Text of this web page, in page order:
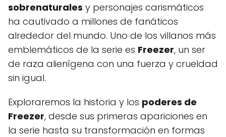
sobrenaturales y personajes carismáticos
ha cautivado a millones de fanáticos
alrededor del mundo. Uno de los villanos más
emblemáticos de la serie es Freezer, un ser
de raza alienígena con una fuerza y crueldad
sin igual.
Exploraremos la historia y los poderes de
Freezer, desde sus primeras apariciones en
la serie hasta su transformación en formas